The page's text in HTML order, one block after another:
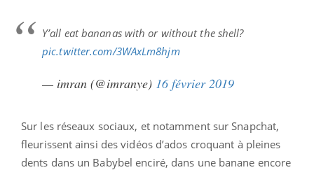
Y’all eat bananas with or without the shell?
pic.twitter.com/3WAxLm8hjm
— imran (@imranye) 16 février 2019
Sur les réseaux sociaux, et notamment sur Snapchat,
fleurissent ainsi des vidéos d’ados croquant à pleines
dents dans un Babybel enciré, dans une banane encore